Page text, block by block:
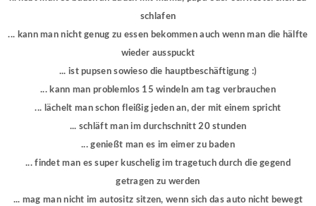
schlafen
... kann man nicht genug zu essen bekommen auch wenn man die hälfte
wieder ausspuckt
... ist pupsen sowieso die hauptbeschäftigung :)
... kann man problemlos 15 windeln am tag verbrauchen
... lächelt man schon fleißig jeden an, der mit einem spricht
... schläft man im durchschnitt 20 stunden
... genießt man es im eimer zu baden
... findet man es super kuschelig im tragetuch durch die gegend
getragen zu werden
... mag man nicht im autositz sitzen, wenn sich das auto nicht bewegt